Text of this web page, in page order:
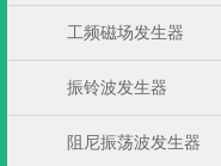
工频磁场发生器
振铃波发生器
阻尼振荡波发生器